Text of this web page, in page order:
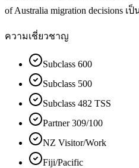
of Australia migration decisions เ
ความเชี่ยวชาญ
Subclass 600
Subclass 500
Subclass 482 TSS
Partner 309/100
NZ Visitor/Work
Fiji/Pacific